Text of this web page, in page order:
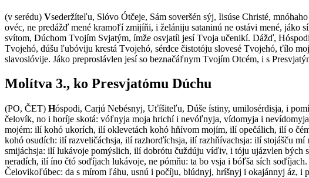
(v serédu) Vsederžíteľu, Slóvo Ótčeje, Sám soveršén sýj, Iisúse Christé,
ovéc, ne predážď mené kramoľí zmijíňi, i želániju sataninú ne ostávi mené,
svítom, Dúchom Tvojím Svjatým, ímže osvjatíl jesí Tvoja učenikí. Dážď,
Tvojehó, dúšu ľubóviju krestá Tvojehó, sérdce čistotóju slovesé Tvojehó, ťílo
slavoslóvije. Jáko preproslávlen jesí so beznačáľnym Tvojím Otcém, i s
Molítva 3., ko Presvjatómu Dúchu
(PO, ČET) Hóspodi, Carjú Nebésnyj, Uťíšiteľu, Dúše ístiny, umilosérdisja, i
čelovík, no i horíje skotá: vóľnyja moja hrichí i nevóľnyja, vídomyja i
mojém: ilí kohó ukorích, ilí oklevetách kohó hňívom mojím, ilí opečálich, ilí o
kohó osudích: ilí razveličáchsja, ilí razhorďíchsja, ilí razhňívachsja: ilí stojášču
smijáchsja: ilí lukávoje pomýslich, ilí dobrótu čuždúju víďiv, i tóju ujázvlen bých
neradích, ilí íno čtó soďíjach lukávoje, ne pómňu: ta bo vsja i bóľša sích
Čelovikoľúbec: da s mírom ľáhu, usnú i počíju, blúdnyj, hríšnyj i okajánnyj áz, i